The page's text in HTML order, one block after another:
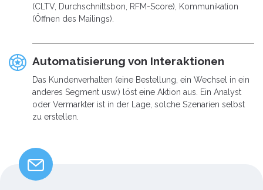
(CLTV, Durchschnittsbon, RFM-Score), Kommunikation
(Öffnen des Mailings).
Automatisierung von Interaktionen
Das Kundenverhalten (eine Bestellung, ein Wechsel in ein
anderes Segment usw.) löst eine Aktion aus. Ein Analyst
oder Vermarkter ist in der Lage, solche Szenarien selbst
zu erstellen.